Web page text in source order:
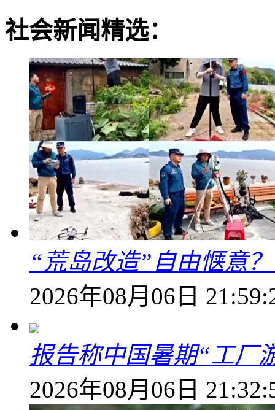
社会新闻精选：
“荒岛改造”自由惬意
2026年08月06日
报告称中国暑期“工厂
2026年08月06日